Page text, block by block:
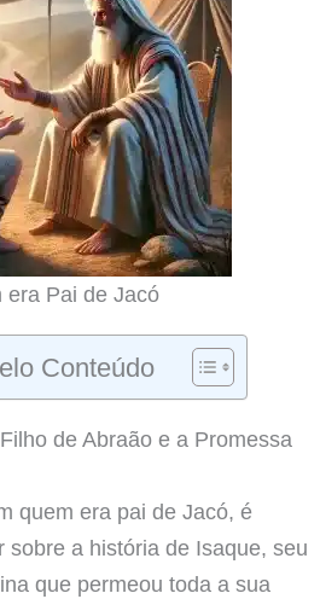
era Pai de Jacó
Conteúdo
de Abraão e a Promessa
quem era pai de Jacó, é
sobre a história de Isaque, seu
que permeou toda a sua